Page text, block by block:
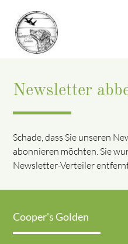
Suchbegriffe
Newsletter
Schade, dass Sie unseren
abonnieren möchten. Sie
Newsletter-Verteiler
Cooper's Golden